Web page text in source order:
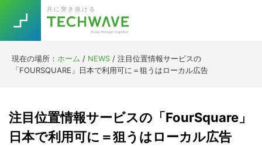
primary
navigation
main
content
primary
sidebar
footer
共に突き抜ける
現在の場所： ホーム / NEWS / 注目位置情報サービスの
「FOURSQUARE」日本で利用可に＝狙うはローカル広告
注目位置情報サービスの「FourSquare」
日本で利用可に＝狙うはローカル広告
TOPICS
Trend 今話題の注目キーワード
5G Asana テレワーク